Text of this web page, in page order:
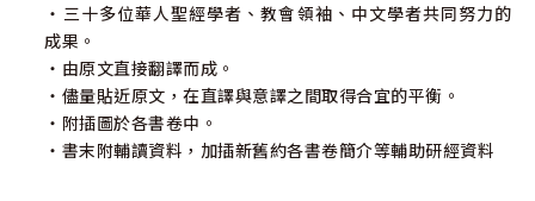
‧三十多位華人聖經學者、教會領袖、中文學者共同努力的
成果。
‧由原文直接翻譯而成。
‧儘量貼近原文，在直譯與意譯之間取得合宜的平衡。
‧附插圖於各書卷中。
‧書末附輔讀資料，加插新舊約各書卷簡介等輔助研經資料